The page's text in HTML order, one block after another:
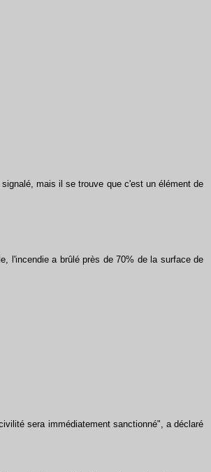
mais il se trouve que c'est un élément de
l'incendie a brûlé près de 70% de la surface de
sera immédiatement sanctionné", a déclaré